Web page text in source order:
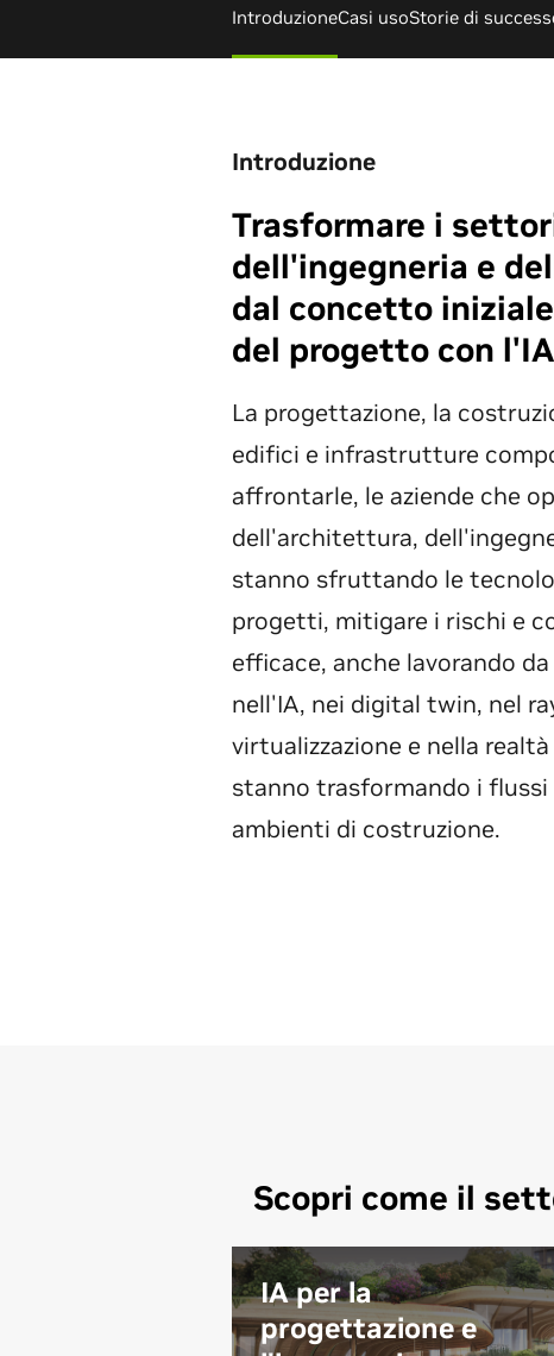
IntroduzioneCasi usoStorie di
Introduzione
Trasformare i
dell'ingegneria e
dal concetto
del progetto con l'IA
La progettazione, la
edifici e infrastrutture
affrontarle, le aziende che
dell'architettura,
stanno sfruttando le
progetti, mitigare i rischi e
efficace, anche lavorando
nell'IA, nei digital twin, nel
virtualizzazione e nella realtà
stanno trasformando i
ambienti di costruzione.
Scopri come il
IA per la
progettazione e